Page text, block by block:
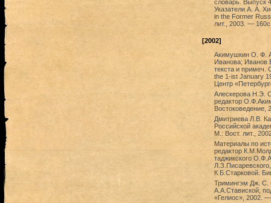
словарь. Выпуск
Указатели А. А.
in the Former
лит., 2003. —
[2002]
Акимушкин О. Ф.
Иванова; Иванов
текста и примеч.
the 1-ist January
Центр
Алескерова Н.Э.
редактор
Востоковедение,
Дмитриева Л.В.
Российской
М.: Вост. лит.,
Материалы по
редактор
таджикского
К.Б.Старковой.
Тримингэм Дж. С.
А.А.Ставиской,
«Гелиос», 2002.